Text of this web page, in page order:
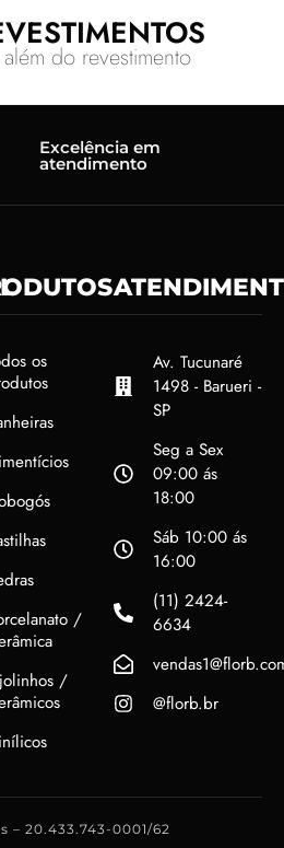
do revestimento
Excelência em
atendimento
os
/
/
Av. Tucunaré
1498 - Barueri -
SP
Seg a Sex
09:00 ás
18:00
Sáb 10:00 ás
16:00
(11) 2424-
6634
@florb.br
– 20.433.743-0001/62